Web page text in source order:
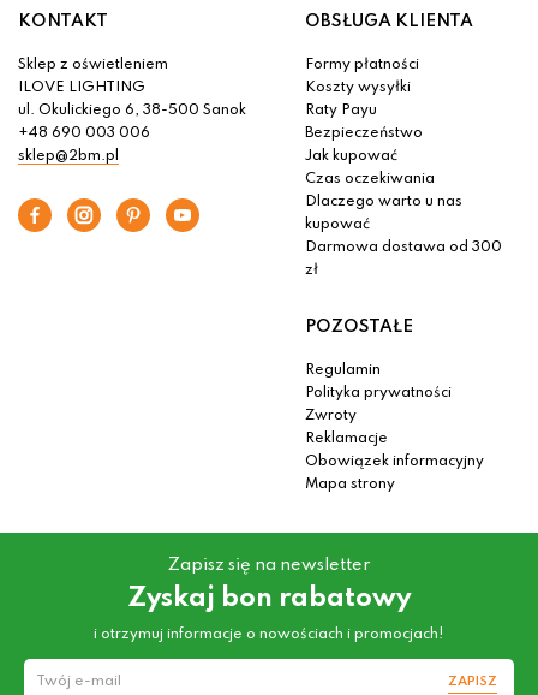
KONTAKT
Sklep z oświetleniem
ILOVE LIGHTING
ul. Okulickiego 6, 38-500 Sanok
+48 690 003 006
sklep@2bm.pl
OBSŁUGA KLIENTA
Formy płatności
Koszty wysyłki
Raty Payu
Bezpieczeństwo
Jak kupować
Czas oczekiwania
Dlaczego warto u nas
kupować
Darmowa dostawa od 300
zł
POZOSTAŁE
Regulamin
Polityka prywatności
Zwroty
Reklamacje
Obowiązek informacyjny
Mapa strony
Zapisz się na newsletter
Zyskaj bon rabatowy
i otrzymuj informacje o nowościach i promocjach!
ZAPISZ